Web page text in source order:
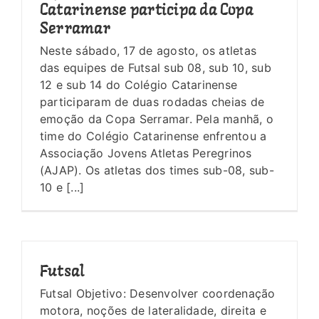
Catarinense participa da Copa
Serramar
Neste sábado, 17 de agosto, os atletas
das equipes de Futsal sub 08, sub 10, sub
12 e sub 14 do Colégio Catarinense
participaram de duas rodadas cheias de
emoção da Copa Serramar. Pela manhã, o
time do Colégio Catarinense enfrentou a
Associação Jovens Atletas Peregrinos
(AJAP). Os atletas dos times sub-08, sub-
10 e [...]
Futsal
Futsal Objetivo: Desenvolver coordenação
motora, noções de lateralidade, direita e